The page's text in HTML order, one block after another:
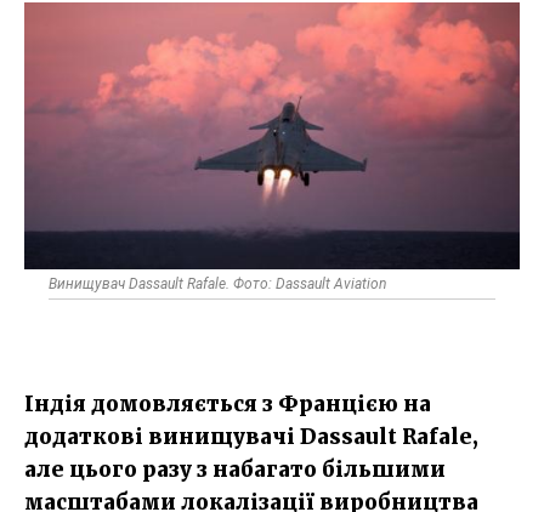
Винищувач Dassault Rafale. Фото: Dassault Aviation
Індія домовляється з Францією на
додаткові винищувачі Dassault Rafale,
але цього разу з набагато більшими
масштабами локалізації виробництва